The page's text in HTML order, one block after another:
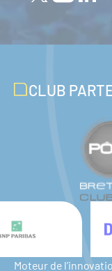
CLUB
Moteur de